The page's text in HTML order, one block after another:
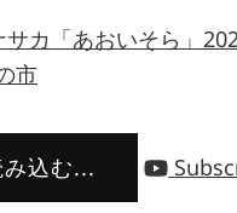
カ「あおいそら」
市
込む...